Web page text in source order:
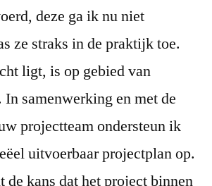
deze ga ik nu niet
ze straks in de praktijk toe.
ligt, is op gebied van
In samenwerking en met de
projectteam ondersteun ik
uitvoerbaar projectplan op.
de kans dat het project binnen